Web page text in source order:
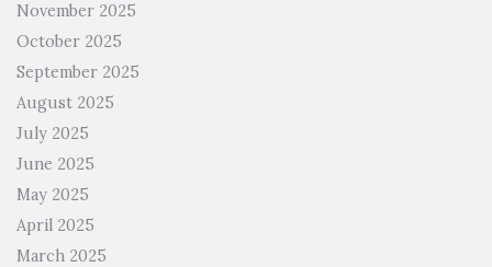
November 2025
October 2025
September 2025
August 2025
July 2025
June 2025
May 2025
April 2025
March 2025